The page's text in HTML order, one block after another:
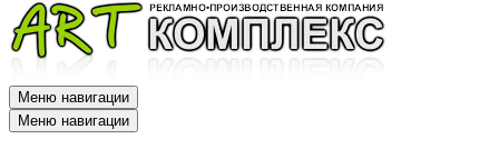
Меню навигации
Меню навигации